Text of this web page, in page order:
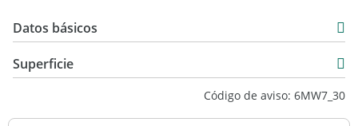
Datos básicos
Alquiler
Superficie
Código de aviso: 6MW7_30